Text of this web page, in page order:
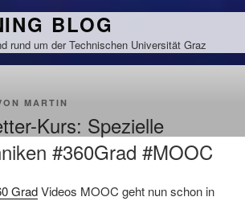
BLOG
rund um der Technischen Universität Graz
MARTIN
Kurs: Spezielle
#360Grad #MOOC
GradVideos MOOC geht nun schon in